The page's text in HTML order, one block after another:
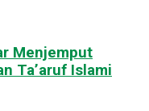
Menjemput
Ta’aruf Islami